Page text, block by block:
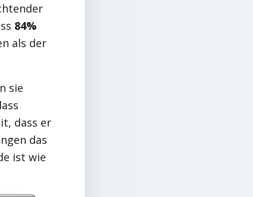
84%
als der
sie
dass er
das
ist wie